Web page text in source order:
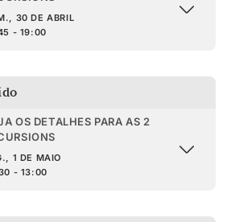
30 DE ABRIL
- 19:00
OS DETALHES PARA AS 2
1 DE MAIO
- 13:00